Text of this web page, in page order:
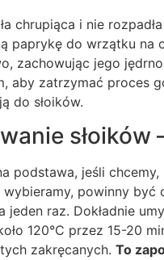
chrupiąca i nie
paprykę do wrzątku
zachowując jego
aby zatrzymać proces
do słoików.
podstawa, jeśli
wybieramy, powinny
jeden raz. Dokładnie
120°C przez 15-20
zakręcanych. To